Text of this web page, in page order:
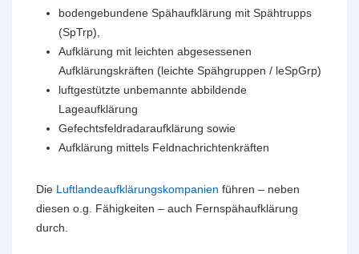
bodengebundene Spähaufklärung mit Spähtrupps
(SpTrp),
Aufklärung mit leichten abgesessenen
Aufklärungskräften (leichte Spähgruppen / leSpGrp)
luftgestützte unbemannte abbildende
Lageaufklärung
Gefechtsfeldradaraufklärung sowie
Aufklärung mittels Feldnachrichtenkräften
Die Luftlandeaufklärungskompanien führen – neben
diesen o.g. Fähigkeiten – auch Fernspähaufklärung
durch.